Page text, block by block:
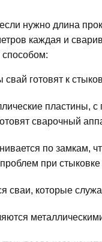
нужно длина
каждая и
готовят к
пластины,
сварочный
по замкам,
при стыковке
сваи, которые